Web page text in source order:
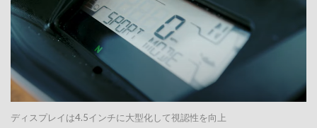
ディスプレイは4.5インチに大型化して視認性を向上